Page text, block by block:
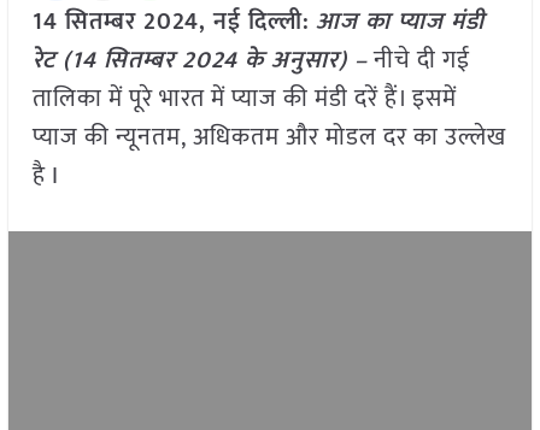
14 सितम्बर 2024, नई दिल्ली: आज का प्याज मंडी
रेट (14 सितम्बर 2024 के अनुसार) –नीचे दी गई
तालिका में पूरे भारत में प्याज की मंडी दरें हैं। इसमें
प्याज की न्यूनतम, अधिकतम और मोडल दर का उल्लेख
है I